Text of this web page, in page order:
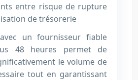
entre risque de rupture
de trésorerie
un fournisseur fiable
48 heures permet de
le volume de
tout en garantissant